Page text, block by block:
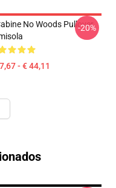
No Woods Pullover
- € 44,11
-20%